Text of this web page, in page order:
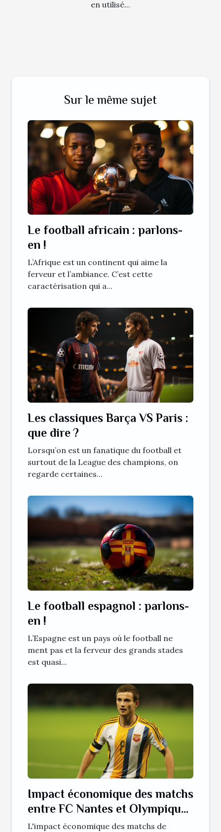
en utilisé...
Sur le même sujet
Le football africain : parlons-
en !
L’Afrique est un continent qui aime la
ferveur et l’ambiance. C’est cette
caractérisation qui a...
Les classiques Barça VS Paris :
que dire ?
Lorsqu’on est un fanatique du football et
surtout de la League des champions, on
regarde certaines...
Le football espagnol : parlons-
en !
L’Espagne est un pays où le football ne
ment pas et la ferveur des grands stades
est quasi...
Impact économique des matchs
entre FC Nantes et Olympique
Lyonnais
L'impact économique des matchs de